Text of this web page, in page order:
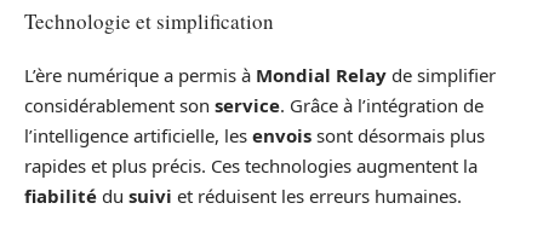
Technologie et simplification
L’ère numérique a permis à Mondial Relay de simplifier
considérablement son service. Grâce à l’intégration de
l’intelligence artificielle, les envois sont désormais plus
rapides et plus précis. Ces technologies augmentent la
fiabilité du suivi et réduisent les erreurs humaines.